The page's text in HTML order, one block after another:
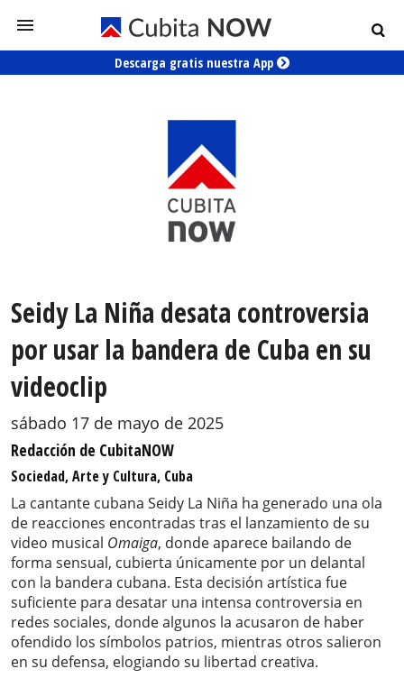
Descarga gratis nuestra App
Seidy La Niña desata controversia
por usar la bandera de Cuba en su
videoclip
sábado 17 de mayo de 2025
Redacción de CubitaNOW
Sociedad, Arte y Cultura, Cuba
La cantante cubana Seidy La Niña ha generado una ola
de reacciones encontradas tras el lanzamiento de su
video musical Omaiga, donde aparece bailando de
forma sensual, cubierta únicamente por un delantal
con la bandera cubana. Esta decisión artística fue
suficiente para desatar una intensa controversia en
redes sociales, donde algunos la acusaron de haber
ofendido los símbolos patrios, mientras otros salieron
en su defensa, elogiando su libertad creativa.